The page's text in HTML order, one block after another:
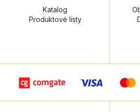
Katalog
Produktové listy